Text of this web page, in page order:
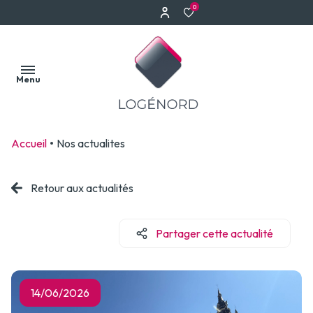
0
Menu
Nos
vendus
Estimation
Estimation à
Erquinghem-
Accueil Nos actualites
Retour aux actualités
Partager cette actualité
14/06/2026